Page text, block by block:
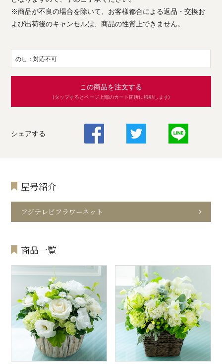
※商品が不良の場合を除いて、お客様都合による返品・交換お
よび出荷後のキャンセルは、商品の性質上できません。
のし：対応不可
この商品を注文する
(タップするとページ上部のカート箇所に移動します)
シェアする
屋号紹介
フジテレビフラワーネット
商品一覧